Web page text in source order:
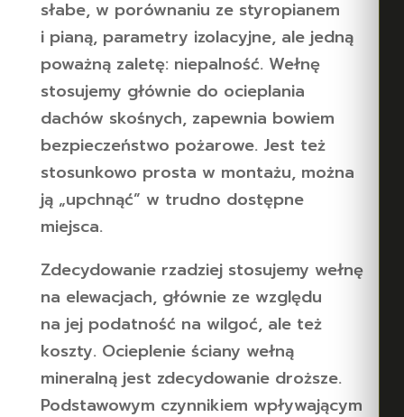
słabe, w porównaniu ze styropianem
i pianą, parametry izolacyjne, ale jedną
poważną zaletę: niepalność. Wełnę
stosujemy głównie do ocieplania
dachów skośnych, zapewnia bowiem
bezpieczeństwo pożarowe. Jest też
stosunkowo prosta w montażu, można
ją „upchnąć” w trudno dostępne
miejsca.
Zdecydowanie rzadziej stosujemy wełnę
na elewacjach, głównie ze względu
na jej podatność na wilgoć, ale też
koszty. Ocieplenie ściany wełną
mineralną jest zdecydowanie droższe.
Podstawowym czynnikiem wpływającym